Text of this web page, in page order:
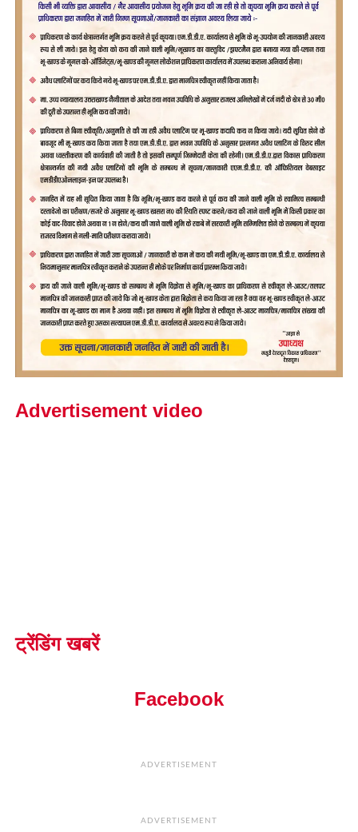
Advertisement video
ट्रेंडिंग खबरें
Facebook
ADVERTISEMENT
ADVERTISEMENT